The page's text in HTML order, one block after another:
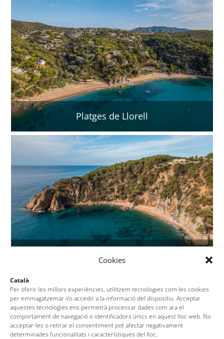
Cookies
Català
Per oferir les millors experiències, utilitzem tecnologies com les cookies
per emmagatzemar i/o accedir a la informació del dispositiu. Acceptar
aquestes tecnologies ens permetrà processar dades com ara el
comportament de navegació o identificadors únics en aquest lloc web. No
acceptar-les o retirar el consentiment pot afectar negativament
determinades funcionalitats i característiques del lloc.
Platges de Llorell
Platja de Porto Pi